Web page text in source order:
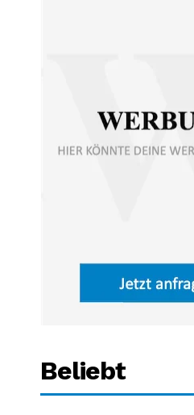
Beliebt